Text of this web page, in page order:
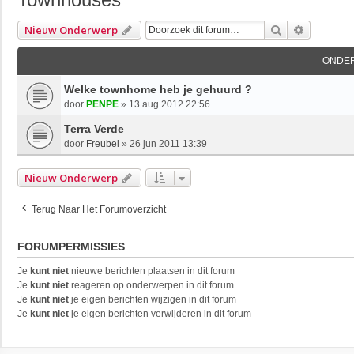
Nieuw Onderwerp Zoek
Welke townhome heb je gehuurd ?
door PENPE » 13 aug 2012 22:56
Terra Verde
door Freubel » 26 jun 2011 13:39
Nieuw Onderwerp
Terug Naar Het Forumoverzicht
FORUMPERMISSIES
Je kunt niet nieuwe berichten plaatsen in dit forum
Je kunt niet reageren op onderwerpen in dit forum
Je kunt niet je eigen berichten wijzigen in dit forum
Je kunt niet je eigen berichten verwijderen in dit forum